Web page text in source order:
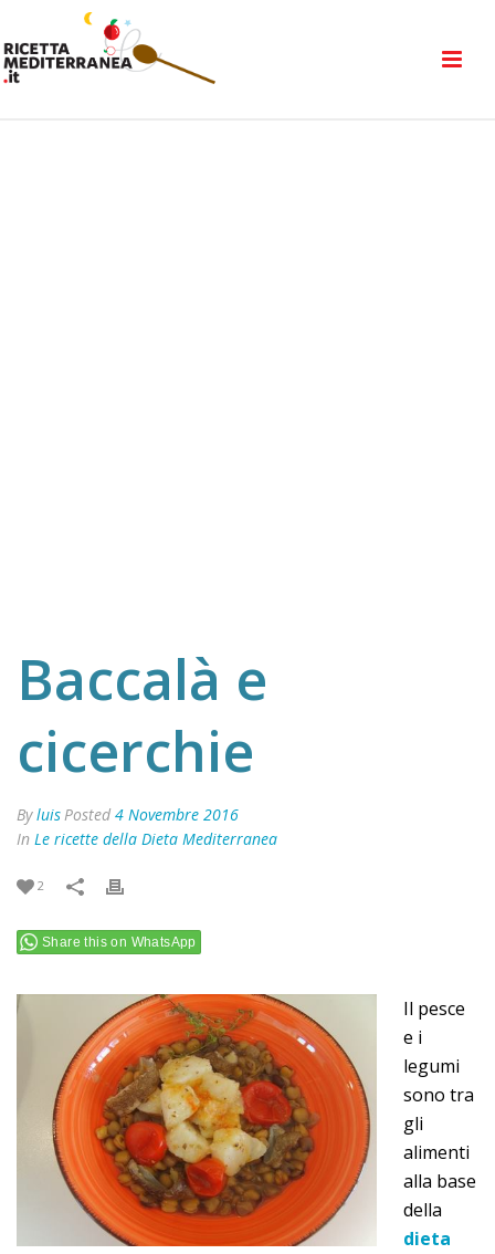
Baccalà e
cicerchie
ByluisPosted 4 Novembre 2016
In Le ricette della Dieta Mediterranea
2
Share this on WhatsApp
Il pesce
e i
legumi
sono tra
gli
alimenti
alla base
della
dieta